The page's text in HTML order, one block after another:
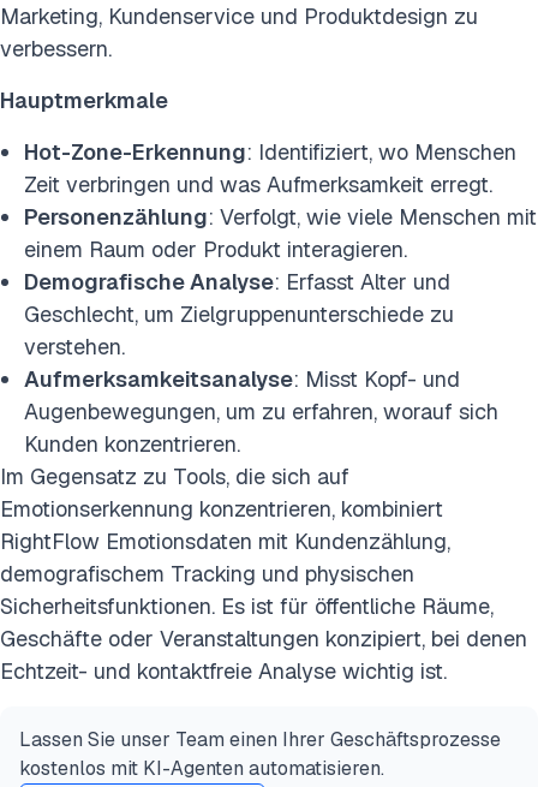
Marketing, Kundenservice und Produktdesign zu
verbessern.
Hauptmerkmale
Hot-Zone-Erkennung: Identifiziert, wo Menschen
Zeit verbringen und was Aufmerksamkeit erregt.
Personenzählung: Verfolgt, wie viele Menschen mit
einem Raum oder Produkt interagieren.
Demografische Analyse: Erfasst Alter und
Geschlecht, um Zielgruppenunterschiede zu
verstehen.
Aufmerksamkeitsanalyse: Misst Kopf- und
Augenbewegungen, um zu erfahren, worauf sich
Kunden konzentrieren.
Im Gegensatz zu Tools, die sich auf
Emotionserkennung konzentrieren, kombiniert
RightFlow Emotionsdaten mit Kundenzählung,
demografischem Tracking und physischen
Sicherheitsfunktionen. Es ist für öffentliche Räume,
Geschäfte oder Veranstaltungen konzipiert, bei denen
Echtzeit- und kontaktfreie Analyse wichtig ist.
Lassen Sie unser Team einen Ihrer Geschäftsprozesse
kostenlos mit KI-Agenten automatisieren.